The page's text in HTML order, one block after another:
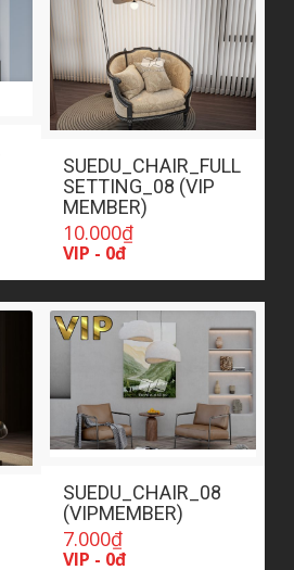
SUEDU_CHAIR_FULL
SETTING_08 (VIP
MEMBER)
10.000₫
VIP - 0đ
SUEDU_CHAIR_08
(VIPMEMBER)
7.000₫
VIP - 0đ